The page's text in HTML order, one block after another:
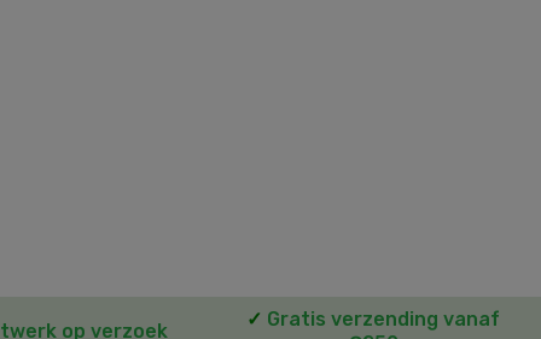
op verzoek
✓ Gratis verzending vanaf